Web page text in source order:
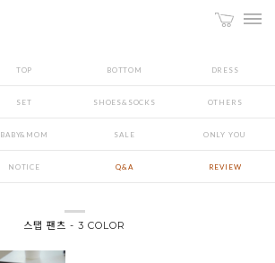
TOP BOTTOM DRESS
SET SHOES&SOCKS OTHERS
BABY&MOM SALE ONLY YOU
NOTICE Q&A REVIEW
스탭 팬츠 - 3 COLOR